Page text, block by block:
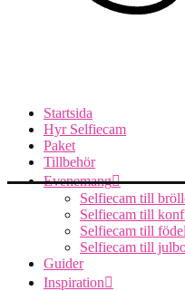
Startsida
Hyr Selfiecam
Paket
Tillbehör
Evenemang
Selfiecam till
Selfiecam till
Selfiecam till
Selfiecam till
Guider
Inspiration